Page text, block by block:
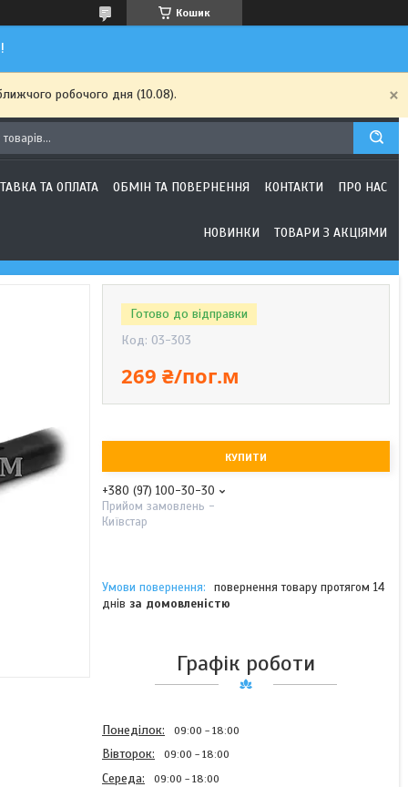
Кошик
робочого дня (10.08).
ТА ОПЛАТА ОБМІН ТА ПОВЕРНЕННЯ КОНТАКТИ ПРО НАС
НОВИНКИ ТОВАРИ З АКЦІЯМИ
Готово до відправки
Код: 03-303
269 ₴/пог.м
КУПИТИ
+380 (97) 100-30-30
Прийом замовлень -
Київстар
повернення товару протягом 14
днів за домовленістю
Графік роботи
Понеділок 09:00 18:00
Вівторок 09:00 18:00
Середа 09:00 18:00